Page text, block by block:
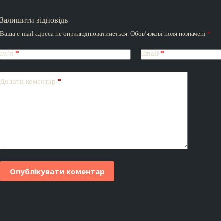
Залишити відповідь
Ваша e-mail адреса не оприлюднюватиметься. Обов’язкові поля позначені *
Ім’я * Email *
Додати коментар *
Опублікувати коментар